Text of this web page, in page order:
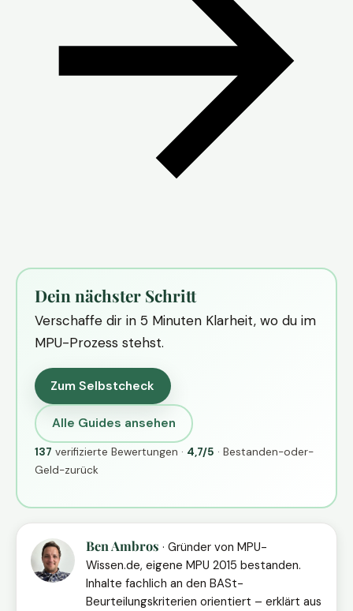
Dein nächster Schritt
Verschaffe dir in 5 Minuten Klarheit, wo du im
MPU-Prozess stehst.
Zum Selbstcheck
Alle Guides ansehen
137 verifizierte Bewertungen · 4,7/5 · Bestanden-oder-
Geld-zurück
Ben Ambros · Gründer von MPU-
Wissen.de, eigene MPU 2015 bestanden.
Inhalte fachlich an den BASt-
Beurteilungskriterien orientiert – erklärt aus